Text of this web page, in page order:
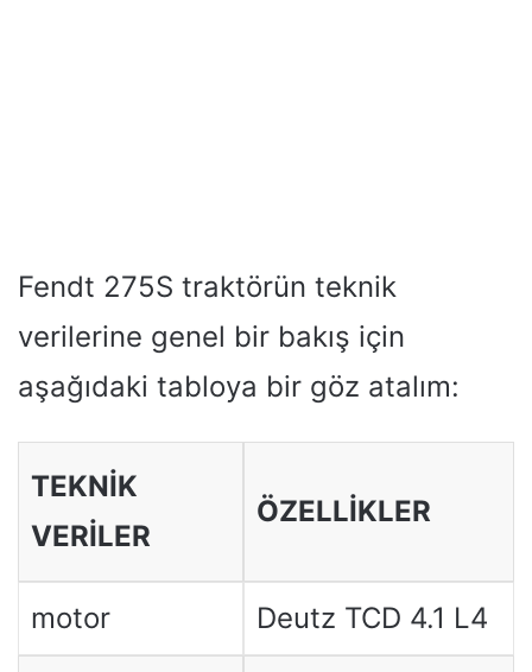
Fendt 275S traktörün teknik
verilerine genel bir bakış için
aşağıdaki tabloya bir göz atalım:
TEKNIK
VERILER
ÖZELLİKLER
motor Deutz TCD 4.1 L4